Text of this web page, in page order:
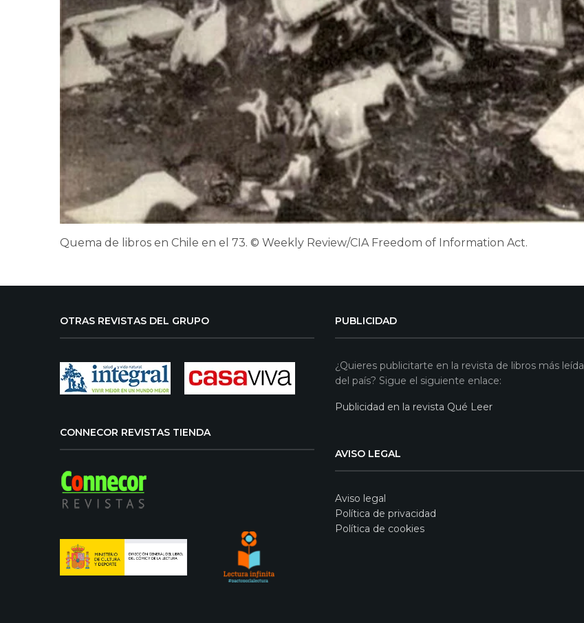
Quema de libros en Chile en el 73. © Weekly Review/CIA Freedom of Information Act.
OTRAS REVISTAS DEL GRUPO
CONNECOR REVISTAS TIENDA
PUBLICIDAD
¿Quieres publicitarte en la revista de libros más leída
del país? Sigue el siguiente enlace:
Publicidad en la revista Qué Leer
AVISO LEGAL
Aviso legal
Política de privacidad
Política de cookies